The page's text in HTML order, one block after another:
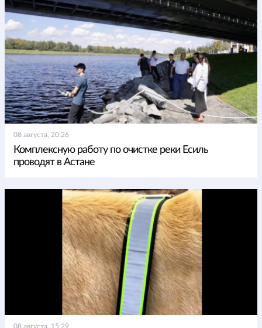
08 августа, 20:26
Комплексную работу по очистке реки Есиль
проводят в Астане
08 августа, 15:29